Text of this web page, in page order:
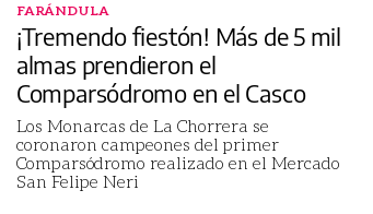
FARÁNDULA
¡Tremendo fiestón! Más de 5 mil
almas prendieron el
Comparsódromo en el Casco
Los Monarcas de La Chorrera se
coronaron campeones del primer
Comparsódromo realizado en el Mercado
San Felipe Neri